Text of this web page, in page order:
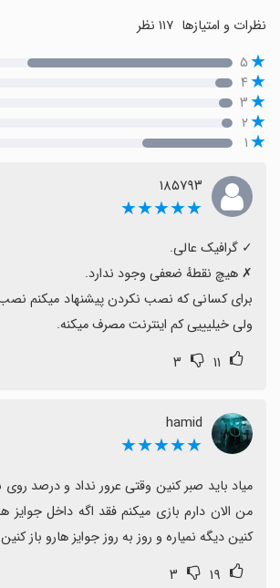
نظرات و امتیازها
۵
۴
۳
۲
۱
۱۸۵۷۹۳
★★★★★
ولی خیلیییی کم اینترنت مصرف میکنه.
۱۱ ۳
hamid
★★★★★
کنین دیگه نمیاره و روز به روز جوایز هارو باز کنین
۱۹ ۳